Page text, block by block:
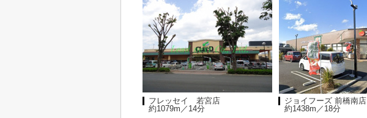
フレッセイ 若宮店
約1079m／14分
ジョイフーズ 前橋南店
約1438m／18分